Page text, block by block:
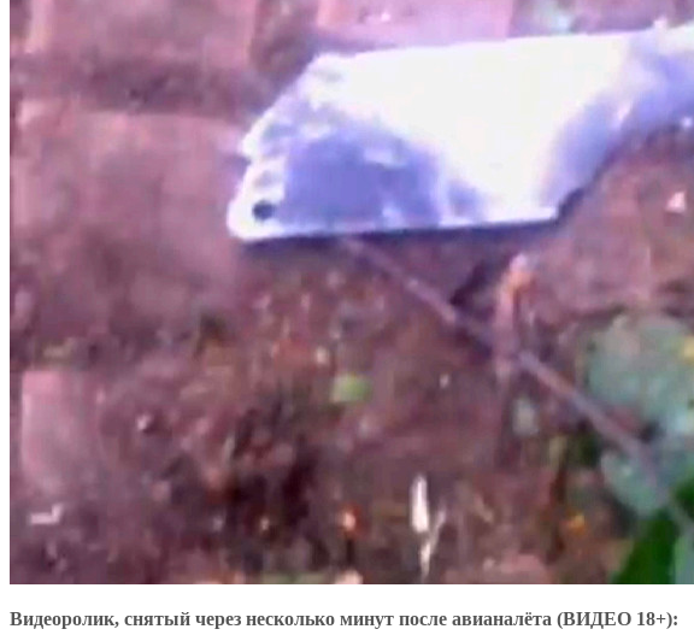
Видеоролик, снятый через несколько минут после авианалёта (ВИДЕО 18+):